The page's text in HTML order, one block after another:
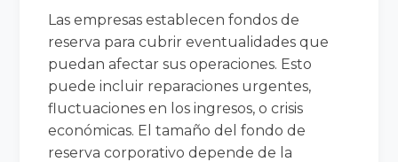
Las empresas establecen fondos de
reserva para cubrir eventualidades que
puedan afectar sus operaciones. Esto
puede incluir reparaciones urgentes,
fluctuaciones en los ingresos, o crisis
económicas. El tamaño del fondo de
reserva corporativo depende de la